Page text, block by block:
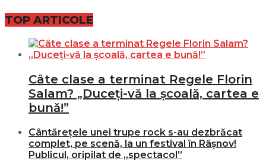
TOP ARTICOLE
Câte clase a terminat Regele Florin
Salam? „Duceți-vă la școală, cartea e
bună!”
Cântărețele unei trupe rock s-au dezbrăcat
complet, pe scenă, la un festival în Râșnov!
Publicul, oripilat de „spectacol”